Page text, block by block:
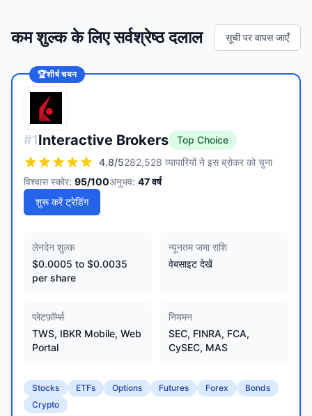
कम शुल्क के लिए सर्वश्रेष्ठ दलाल सूची पर वापस जाएँ
🏆शीर्ष चयन
#1Interactive Brokers
Top Choice
4.8/5282,528 व्यापारियों ने इस ब्रोकर को चुना
विश्वास स्कोर: 95/100अनुभव: 47वर्ष
शुरू करें ट्रेडिंग
लेनदेन शुल्क
$0.0005 to $0.0035
per share
न्यूनतम जमा राशि
वेबसाइट देखें
प्लेटफ़ॉर्म्स
TWS, IBKR Mobile, Web
Portal
नियमन
SEC, FINRA, FCA,
CySEC, MAS
Stocks ETFs Options Futures Forex
Bonds
Crypto